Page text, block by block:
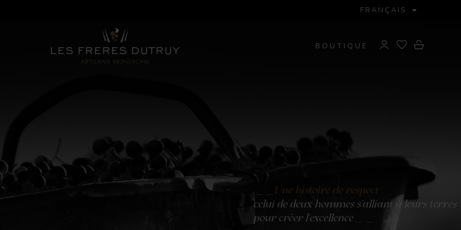
FRANÇAIS
BOUTIQUE
Une histoire de respect
celui de deux hommes s'alliant à leurs terres
pour créer l'excellence